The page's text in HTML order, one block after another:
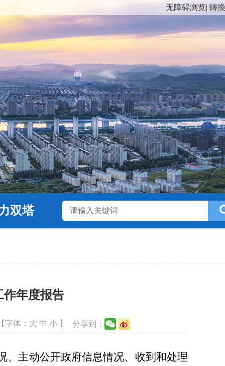
无障碍浏览| 轉
双塔
作年度报告
字体： 大 中 小 】 分享到：
、主动公开政府信息情况、收到和处理